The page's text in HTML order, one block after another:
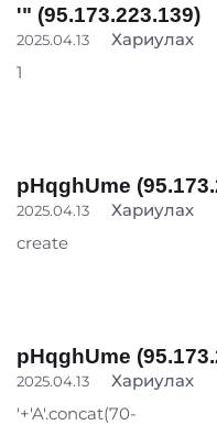
'" (95.173.223.139)
2025.04.13
Хариулах
1
pHqghUme
2025.04.13
Хариулах
create
pHqghUme
2025.04.13
Хариулах
'+'A'.concat(70-